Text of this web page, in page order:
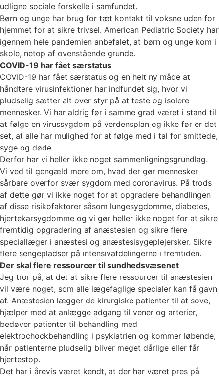
udligne sociale forskelle i samfundet.
Børn og unge har brug for tæt kontakt til voksne uden for
hjemmet for at sikre trivsel. American Pediatric Society har
igennem hele pandemien anbefalet, at børn og unge kom i
skole, netop af ovenstående grunde.
COVID-19 har fået særstatus
COVID-19 har fået særstatus og en helt ny måde at
håndtere virusinfektioner har indfundet sig, hvor vi
pludselig sætter alt over styr på at teste og isolere
mennesker. Vi har aldrig før i samme grad været i stand til
at følge en virussygdom på verdensplan og ikke før er det
set, at alle har mulighed for at følge med i tal for smittede,
syge og døde.
Derfor har vi heller ikke noget sammenligningsgrundlag.
Vi ved til gengæld mere om, hvad der gør mennesker
sårbare overfor svær sygdom med coronavirus. På trods
af dette gør vi ikke noget for at opgradere behandlingen
af disse risikofaktorer såsom lungesygdomme, diabetes,
hjertekarsygdomme og vi gør heller ikke noget for at sikre
fremtidig opgradering af anæstesien og sikre flere
speciallæger i anæstesi og anæstesisygeplejersker. Sikre
flere sengepladser på intensivafdelingerne i fremtiden.
Der skal flere ressourcer til sundhedsvæsenet
Jeg tror på, at det at sikre flere ressourcer til anæstesien
vil være noget, som alle lægefaglige specialer kan få gavn
af. Anæstesien lægger de kirurgiske patienter til at sove,
hjælper med at anlægge adgang til vener og arterier,
bedøver patienter til behandling med
elektrochockbehandling i psykiatrien og kommer løbende,
når patienterne pludselig bliver meget dårlige eller får
hjertestop.
Det har i årevis været kendt, at der har været pres på